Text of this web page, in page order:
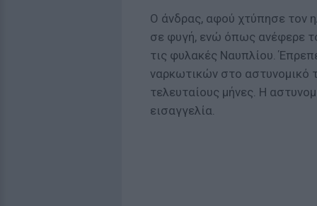
Ο άνδρας, αφού χτύπησε τον
σε φυγή, ενώ όπως ανέφερε
τις φυλακές Ναυπλίου.
ναρκωτικών στο αστυνομικό
τελευταίους μήνες. Η
εισαγγελία.